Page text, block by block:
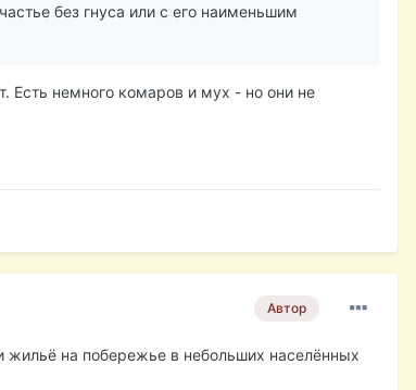
без гнуса или с его наименьшим
Есть немного комаров и мух - но они не
Автор
жильё на побережье в небольших населённых